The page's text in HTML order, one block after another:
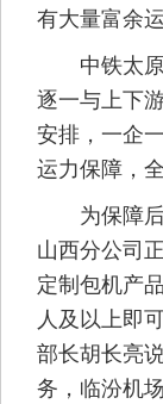
有大量富余运
中铁太原
逐一与上下
安排，一企
运力保障，
为保障后
山西分公司
定制包机产
人及以上即
部长胡长亮
务，临汾机